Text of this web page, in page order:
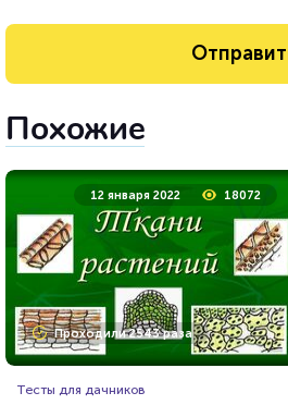
Похожие
12 января 2022 18072
Проходили 2543 раза
Тесты для дачников